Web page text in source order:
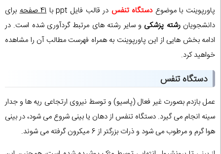
پاورپوینت با موضوع دستگاه تنفسدر قالب فایل ppt با 41 صفحه
برای
دانشجویان رشته پزشکیو سایر رشته های مرتبط گردآوری شده است. در
ادامه بخش هایی از این پاورپوینت به همراه فهرست مطالب آن را مشاهده
خواهید کرد.
دستگاه تنفس
عمل بازدم بصورت غیر فعال (پاسیو) و توسط نیروی ارتجاعی ریه ها و جدار
سینه انجام می گیرد. دستگاه تنفس از دهان یا بینی شروع می شود، در بینی
هوا گرم و مرطوب می شود و ذرات بزرگتر از 6 میکرون گرفته می شوند.